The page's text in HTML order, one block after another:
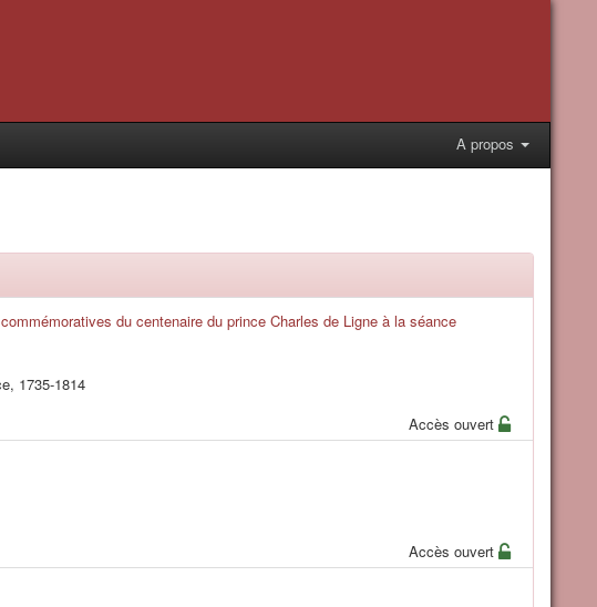
A propos
du centenaire du prince Charles de Ligne à la séance
1735-1814
Accès ouvert
Accès ouvert